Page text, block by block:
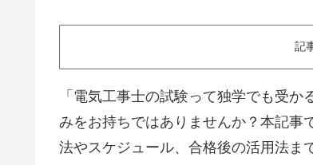
記
「電気工事士の試験って独学でも受
みをお持ちではありませんか？本記事
法やスケジュール、合格後の活用法ま